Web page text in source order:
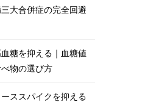
大合併症の完全回避
糖を抑える｜血糖値
物の選び方
ススパイクを抑える